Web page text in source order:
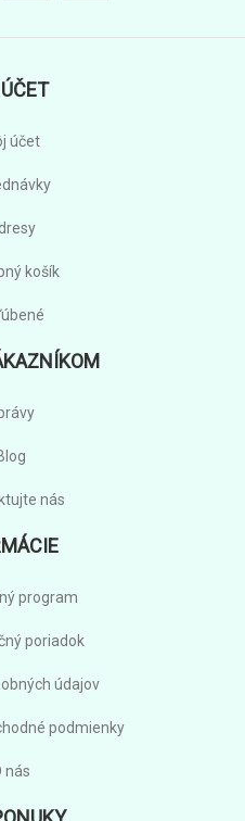
účet
košík
nás
program
poriadok
údajov
podmienky
nás